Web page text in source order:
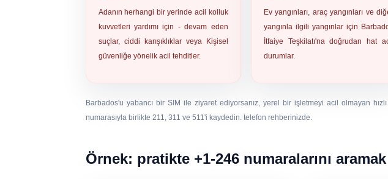
Adanın herhangi bir yerinde acil kolluk
kuvvetleri yardımı için - devam eden
suçlar, ciddi karışıklıklar veya Kişisel
güvenliğe yönelik acil tehditler.
Ev yangınları, araç yangınları ve
yangınla ilgili yangınlar için
İtfaiye Teşkilatı'na doğrudan hat
durumlar.
Barbados'u yabancı bir SIM ile ziyaret ediyorsanız, yerel bir işletmeyi acil olmayan
numarasıyla birlikte 211, 311 ve 511'i kaydedin. telefon rehberinizde.
Örnek: pratikte +1-246 numaralarını aramak